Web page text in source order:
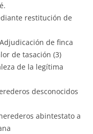
restitución de
de finca
de tasación (3)
de la legítima
desconocidos
abintestato a